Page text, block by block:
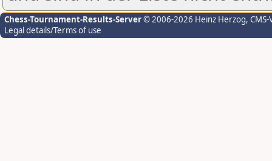
Chess-Tournament-Results-Server© 2006-2026 Heinz Herzog,
Legal details/Terms of use